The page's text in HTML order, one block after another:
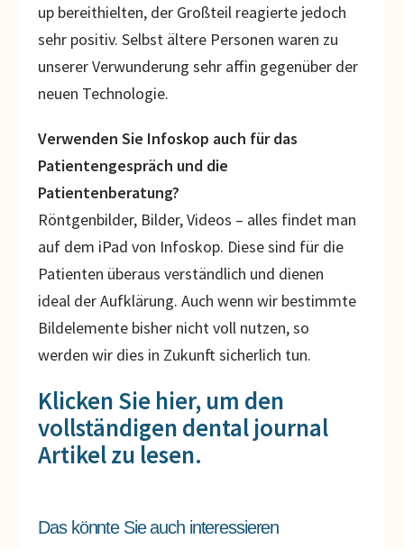
up bereithielten, der Großteil reagierte jedoch
sehr positiv. Selbst ältere Personen waren zu
unserer Verwunderung sehr affin gegenüber der
neuen Technologie.
Verwenden Sie Infoskop auch für das
Patientengespräch und die
Patientenberatung?
Röntgenbilder, Bilder, Videos – alles findet man
auf dem iPad von Infoskop. Diese sind für die
Patienten überaus verständlich und dienen
ideal der Aufklärung. Auch wenn wir bestimmte
Bildelemente bisher nicht voll nutzen, so
werden wir dies in Zukunft sicherlich tun.
Klicken Sie hier, um den
vollständigen dental journal
Artikel zu lesen.
Das könnte Sie auch interessieren